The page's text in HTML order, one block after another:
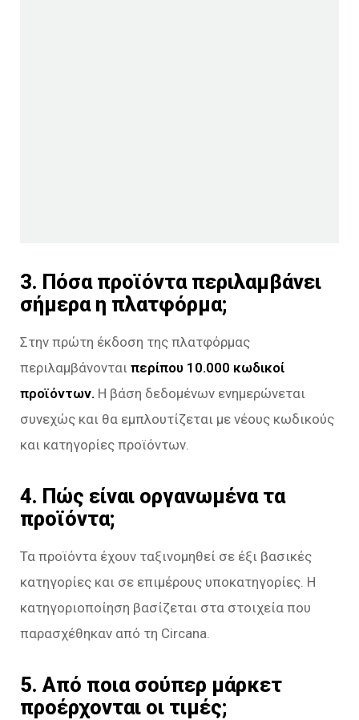
3. Πόσα προϊόντα περιλαμβάνει
σήμερα η πλατφόρμα;
Στην πρώτη έκδοση της πλατφόρμας
περιλαμβάνονται περίπου 10.000 κωδικοί
προϊόντων. Η βάση δεδομένων ενημερώνεται
συνεχώς και θα εμπλουτίζεται με νέους κωδικούς
και κατηγορίες προϊόντων.
4. Πώς είναι οργανωμένα τα
προϊόντα;
Τα προϊόντα έχουν ταξινομηθεί σε έξι βασικές
κατηγορίες και σε επιμέρους υποκατηγορίες. Η
κατηγοριοποίηση βασίζεται στα στοιχεία που
παρασχέθηκαν από τη Circana.
5. Από ποια σούπερ μάρκετ
προέρχονται οι τιμές;